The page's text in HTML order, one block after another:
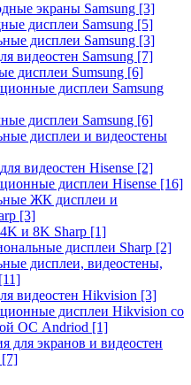
экраны Samsung [3]
дисплеи Samsung [5]
дисплеи Samsung [3]
видеостен Samsung [7]
дисплеи Sumsung [6]
дисплеи Samsung
дисплеи Samsung [6]
дисплеи и видеостены
видеостен Hisense [2]
дисплеи Hisense [16]
ЖК дисплеи и
[3]
и 8K Sharp [1]
дисплеи Sharp [2]
дисплеи, видеостены,
[11]
видеостен Hikvision [3]
дисплеи Hikvision со
ОС Andriod [1]
для экранов и видеостен
[7]